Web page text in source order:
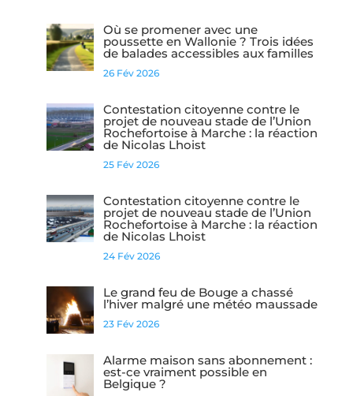
Où se promener avec une
poussette en Wallonie ? Trois idées
de balades accessibles aux familles
26 Fév 2026
Contestation citoyenne contre le
projet de nouveau stade de l’Union
Rochefortoise à Marche : la réaction
de Nicolas Lhoist
25 Fév 2026
Contestation citoyenne contre le
projet de nouveau stade de l’Union
Rochefortoise à Marche : la réaction
de Nicolas Lhoist
24 Fév 2026
Le grand feu de Bouge a chassé
l’hiver malgré une météo maussade
23 Fév 2026
Alarme maison sans abonnement :
est-ce vraiment possible en
Belgique ?